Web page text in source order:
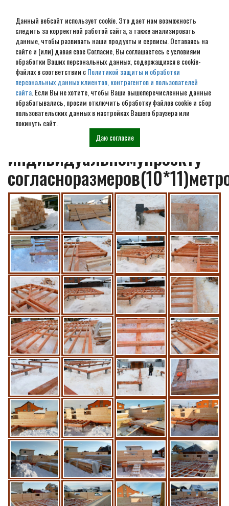
Данный вебсайт использует cookie. Это дает нам возможность
следить за корректной работой сайта, а также анализировать
данные, чтобы развивать наши продукты и сервисы. Оставаясь на
сайте и (или) давая свое Согласие, Вы соглашаетесь с условиями
обработки Ваших персональных данных, содержащихся в cookie-
файлах в соответствии сПолитикой защиты и обработки
персональных данных клиентов, контрагентов и пользователей
сайта . Если Вы не хотите, чтобы Ваши вышеперечисленные данные
обрабатывались, просим отключить обработку файлов cookie и сбор
пользовательских данных в настройках Вашего браузера или
покинуть сайт.
Даю согласие
МО г.Чехов дом из
профилированного бруса
145*195 мм естественной
влажности по
индивидуальномупроекту